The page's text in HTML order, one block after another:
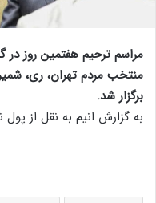
مراسم ترحیم هفتمین روز
منتخب مردم تهران، ری،
برگزار شد.
به گزارش انیم به نقل از پول